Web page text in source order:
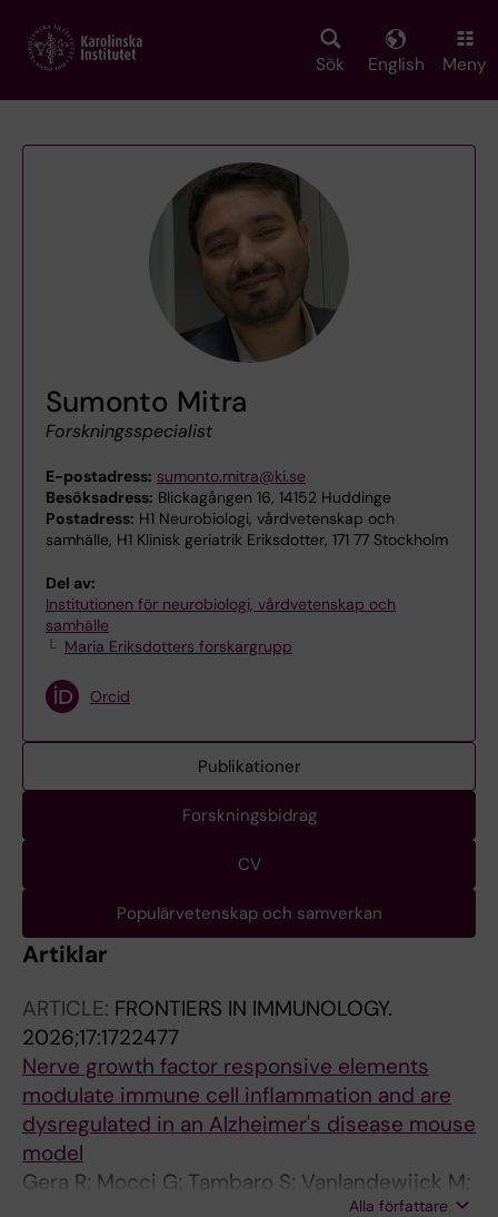
main
Sök English Meny
Sumonto Mitra
Forskningsspecialist
E-postadress: sumonto.mitra@ki.se
Besöksadress: Blickagången 16, 14152 Huddinge
Postadress: H1 Neurobiologi, vårdvetenskap och
samhälle, H1 Klinisk geriatrik Eriksdotter, 171 77 Stockholm
Del av:
Institutionen för neurobiologi, vårdvetenskap och
samhälle
Maria Eriksdotters forskargrupp
Orcid
Publikationer
Forskningsbidrag
CV
Populärvetenskap och samverkan
Artiklar
ARTICLE: FRONTIERS IN IMMUNOLOGY.
2026;17:1722477
Nerve growth factor responsive elements
modulate immune cell inflammation and are
dysregulated in an Alzheimer's disease mouse
model
Gera R; Mocci G; Tambaro S; Vanlandewijck M;
Alla författare